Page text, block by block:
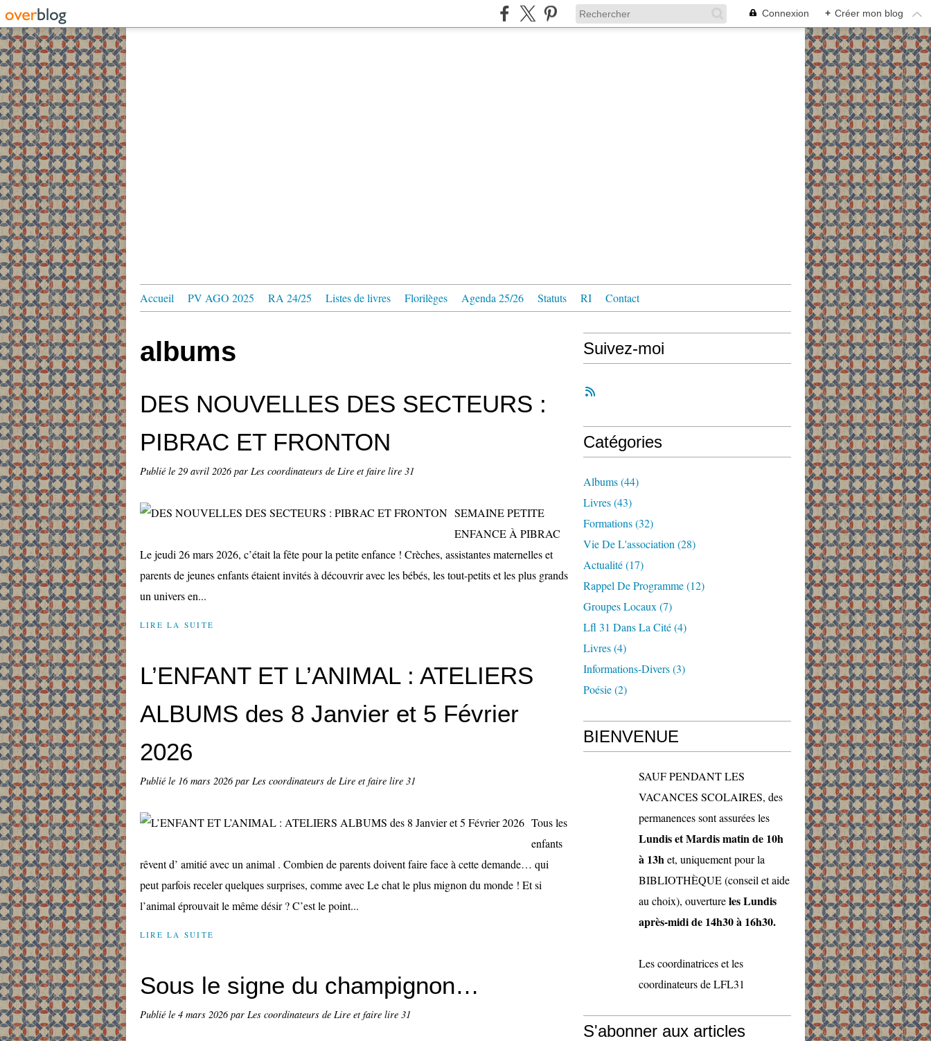
Connexion + Créer mon blog
Accueil PV AGO 2025 RA 24/25 Listes de livres Florilèges Agenda 25/26 Statuts RI Contact
albums
DES NOUVELLES DES SECTEURS :
PIBRAC ET FRONTON
Publié le 29 avril 2026par Les coordinateurs de Lire et faire lire 31
SEMAINE PETITE
ENFANCE À PIBRAC
Le jeudi 26 mars 2026, c’était la fête pour la petite enfance ! Crèches, assistantes maternelles et
parents de jeunes enfants étaient invités à découvrir avec les bébés, les tout-petits et les plus grands
un univers en...
LIRE LA SUITE
L’ENFANT ET L’ANIMAL : ATELIERS
ALBUMS des 8 Janvier et 5 Février
2026
Publié le 16 mars 2026par Les coordinateurs de Lire et faire lire 31
Tous les
enfants
rêvent d’ amitié avec un animal . Combien de parents doivent faire face à cette demande… qui
peut parfois receler quelques surprises, comme avec Le chat le plus mignon du monde ! Et si
l’animal éprouvait le même désir ? C’est le point...
LIRE LA SUITE
Sous le signe du champignon…
Publié le 4 mars 2026par Les coordinateurs de Lire et faire lire 31
Suivez-moi
Catégories
Albums(44)
Livres(43)
Formations(32)
Vie De L'association (28)
Actualité(17)
Rappel De Programme(12)
Groupes Locaux (7)
Lfl 31 Dans La Cité(4)
Livres(4)
Informations-Divers(3)
Poésie(2)
BIENVENUE
SAUF PENDANT LES
VACANCES SCOLAIRES, des
permanences sont assurées les
Lundis et Mardis matin de 10h
à 13het, uniquement pour la
BIBLIOTHÈQUE (conseil et aide
au choix), ouvertureles Lundis
après-midi de 14h30 à 16h30.
Les coordinatrices et les
coordinateurs de LFL31
S'abonner aux articles